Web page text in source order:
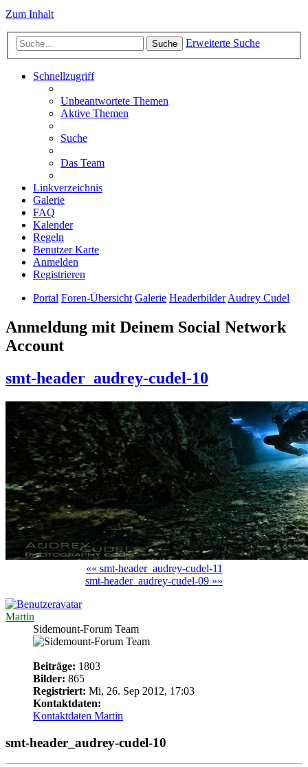
Zum Inhalt
Suche Erweiterte Suche
Schnellzugriff
Unbeantwortete Themen
Aktive Themen
Suche
Das Team
Linkverzeichnis
Galerie
FAQ
Kalender
Regeln
Benutzer Karte
Anmelden
Registrieren
Portal Foren-Übersicht Galerie Headerbilder Audrey Cudel
Anmeldung mit Deinem Social Network
Account
smt-header_audrey-cudel-10
«« smt-header_audrey-cudel-11
smt-header_audrey-cudel-09 »»
Martin
Sidemount-Forum Team
Beiträge: 1803
Bilder: 865
Registriert: Mi, 26. Sep 2012, 17:03
Kontaktdaten:
Kontaktdaten Martin
smt-header_audrey-cudel-10